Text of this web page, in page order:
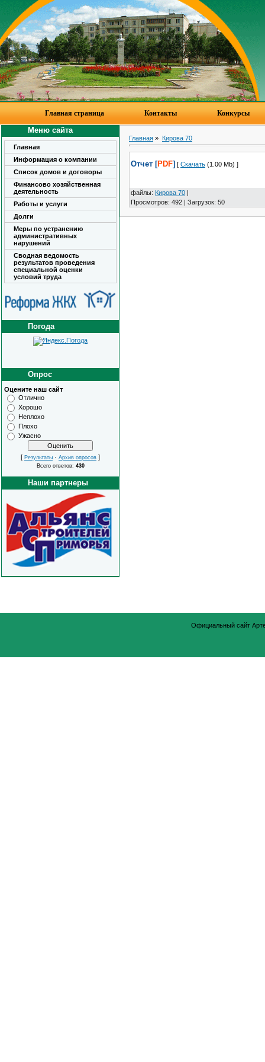
Главная страница Контакты Конкурсы
Меню сайта
Главная
Информация о компании
Список домов и договоры
Финансово хозяйственная
деятельность
Работы и услуги
Долги
Меры по устранению
административных
нарушений
Сводная ведомость
результатов проведения
специальной оценки
условий труда
Погода
Опрос
Оцените наш сайт
Отлично
Хорошо
Неплохо
Плохо
Ужасно
[ Результаты · Архив опросов ]
Всего ответов: 430
Наши партнеры
Главная » Кирова 70
Отчет [PDF] [ Скачать (1.00 Mb) ]
файлы: Кирова 70 |
Просмотров: 492 | Загрузок: 50
Официальный сайт